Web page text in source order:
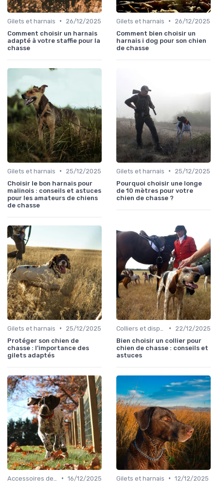
Gilets et harnais •
26/12/2025
Comment choisir un harnais
adapté à votre staffie pour la
chasse
Gilets et harnais •
26/12/2025
Comment bien choisir un
harnais i dog pour son chien
de chasse
Gilets et harnais •
25/12/2025
Choisir le bon harnais pour
malinois : conseils et astuces
pour les amateurs de chiens
de chasse
Gilets et harnais •
25/12/2025
Pourquoi choisir une longe
de 10 mètres pour votre
chien de chasse ?
Gilets et harnais •
25/12/2025
Protéger son chien de
chasse : l’importance des
gilets adaptés
•
22/12/2025
Bien choisir un collier pour
chien de chasse : conseils et
astuces
• 16/12/2025
Gilets et harnais • 12/12/2025